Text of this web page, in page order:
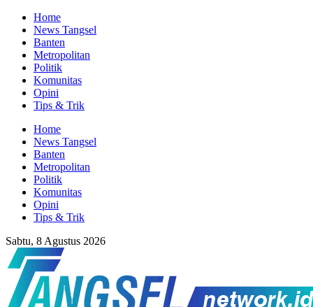
Home
News Tangsel
Banten
Metropolitan
Politik
Komunitas
Opini
Tips & Trik
Home
News Tangsel
Banten
Metropolitan
Politik
Komunitas
Opini
Tips & Trik
Sabtu, 8 Agustus 2026